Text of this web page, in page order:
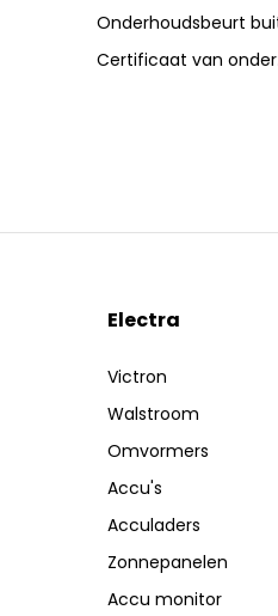
Onderhoudsbeurt
Certificaat van
Electra
Victron
Walstroom
Omvormers
Accu's
Acculaders
Zonnepanelen
Accu monitor